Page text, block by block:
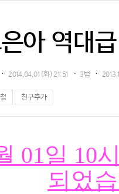
은아 역
2014.04.01 (화) 21:51 3범
친구추가
01일 10
되었